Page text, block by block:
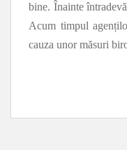
bine. Înainte
Acum timpul
cauza unor măsuri